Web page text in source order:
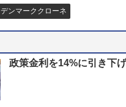
デンマーククローネ
政策金利を14%に引き下